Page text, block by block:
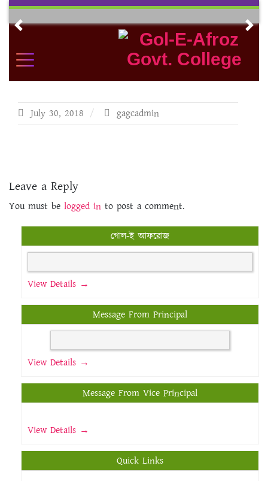
Skip
contentPrevious
July 30, 2018 gagcadmin
Leave a Reply
You must be logged in to post a comment.
গোল-ই আফরোজ
View Details →
Message From Principal
View Details →
Message From Vice Principal
View Details →
Quick Links